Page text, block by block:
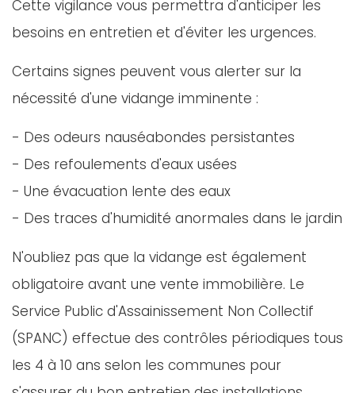
Cette vigilance vous permettra d'anticiper les
besoins en entretien et d'éviter les urgences.
Certains signes peuvent vous alerter sur la
nécessité d'une vidange imminente :
- Des odeurs nauséabondes persistantes
- Des refoulements d'eaux usées
- Une évacuation lente des eaux
- Des traces d'humidité anormales dans le jardin
N'oubliez pas que la vidange est également
obligatoire avant une vente immobilière. Le
Service Public d'Assainissement Non Collectif
(SPANC) effectue des contrôles périodiques tous
les 4 à 10 ans selon les communes pour